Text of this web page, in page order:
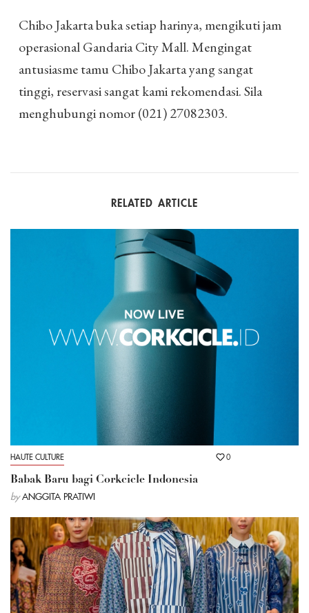
Chibo Jakarta buka setiap harinya, mengikuti jam
operasional Gandaria City Mall. Mengingat
antusiasme tamu Chibo Jakarta yang sangat
tinggi, reservasi sangat kami rekomendasi. Sila
menghubungi nomor (021) 27082303.
RELATED ARTICLE
HAUTE CULTURE 0
Babak Baru bagi Corkcicle Indonesia
by ANGGITA PRATIWI